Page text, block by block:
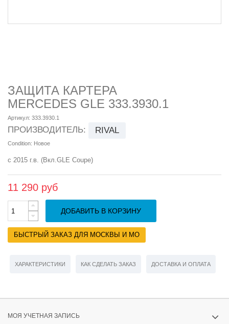
ЗАЩИТА КАРТЕРА
MERCEDES GLE 333.3930.1
Артикул: 333.3930.1
ПРОИЗВОДИТЕЛЬ: RIVAL
Condition: Новое
с 2015 г.в. (Вкл.GLE Coupe)
11 290 руб
ДОБАВИТЬ В КОРЗИНУ
БЫСТРЫЙ ЗАКАЗ ДЛЯ МОСКВЫ И МО
ХАРАКТЕРИСТИКИ КАК СДЕЛАТЬ ЗАКАЗ ДОСТАВКА И ОПЛАТА
МОЯ УЧЕТНАЯ ЗАПИСЬ